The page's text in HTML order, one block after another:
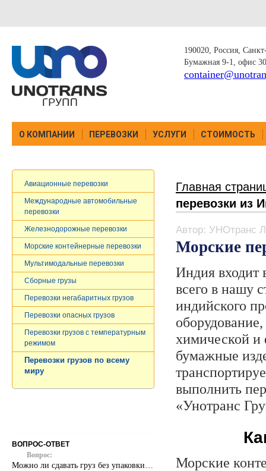
190020, Россия,
Бумажная 9-1, офис
О КОМПАНИИ ПЕРЕВОЗКИ УСЛУГИ СТОИМОСТЬ
Главная
перевозки из
Автор: УНОтранс
Морские
Индия входит
всего в нашу
индийского
химической и
бумажные
выполнить
«Унотранс
Морские
Авиационные перевозки
Международные автомобильные
перевозки
Железнодорожные перевозки
Морские контейнерные перевозки
Мультимодальные перевозки
Сборные грузы
Перевозки негабаритных грузов
Перевозки опасных грузов
Перевозки грузов c температурным
режимом
Перевозки грузов по всему
миру
ВОПРОС-ОТВЕТ
Вопрос:
Можно ли сдавать груз без упаковки…